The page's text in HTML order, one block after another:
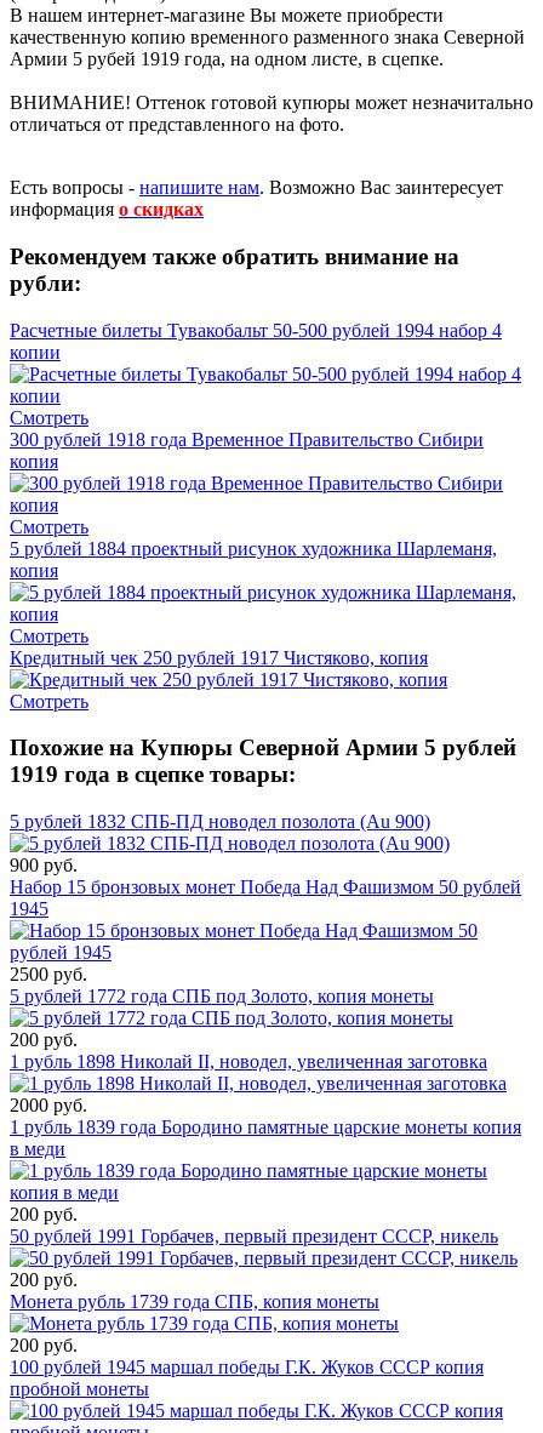
В нашем интернет-магазине Вы можете приобрести
качественную копию временного разменного знака Северной
Армии 5 рубей 1919 года, на одном листе, в сцепке.
ВНИМАНИЕ! Оттенок готовой купюры может незначитально
отличаться от представленного на фото.
Есть вопросы - напишите нам. Возможно Вас заинтересует
информация о скидках
Рекомендуем также обратить внимание на
рубли:
Расчетные билеты Тувакобальт 50-500 рублей 1994 набор 4
копии
Смотреть
300 рублей 1918 года Временное Правительство Сибири
копия
Смотреть
5 рублей 1884 проектный рисунок художника Шарлеманя,
копия
Смотреть
Кредитный чек 250 рублей 1917 Чистяково, копия
Смотреть
Похожие на Купюры Северной Армии 5 рублей
1919 года в сцепке товары:
5 рублей 1832 СПБ-ПД новодел позолота (Au 900)
900 руб.
Набор 15 бронзовых монет Победа Над Фашизмом 50 рублей
1945
2500 руб.
5 рублей 1772 года СПБ под Золото, копия монеты
200 руб.
1 рубль 1898 Николай II, новодел, увеличенная заготовка
2000 руб.
1 рубль 1839 года Бородино памятные царские монеты копия
в меди
200 руб.
50 рублей 1991 Горбачев, первый президент СССР, никель
200 руб.
Монета рубль 1739 года СПБ, копия монеты
200 руб.
100 рублей 1945 маршал победы Г.К. Жуков СССР копия
пробной монеты